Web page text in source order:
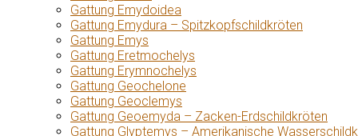
Gattung Emydoidea
Gattung Emydura – Spitzkopfschildkröten
Gattung Emys
Gattung Eretmochelys
Gattung Erymnochelys
Gattung Geochelone
Gattung Geoclemys
Gattung Geoemyda – Zacken-Erdschildkröten
Gattung Glyptemys – Amerikanische